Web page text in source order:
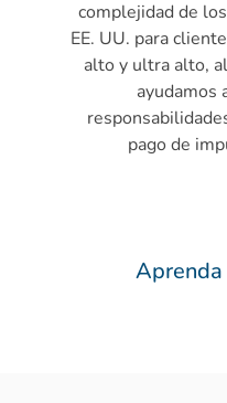
complejidad de
EE. UU. para
alto y ultra alto,
ayudamos
pago de
Aprenda